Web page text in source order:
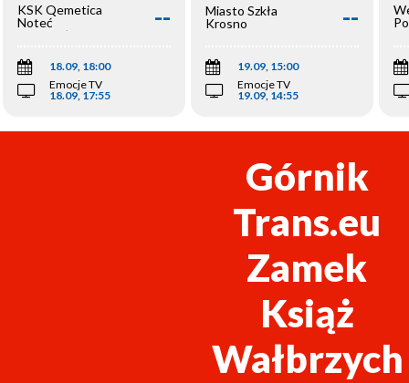
KSK Qemetica
Noteć
Inowrocław
--
18.09, 18:00
Emocje TV
18.09, 17:55
Miasto Szkła
Krosno
--
19.09, 15:00
Emocje TV
19.09, 14:55
Górnik
Trans.eu
Zamek
Książ
Wałbrzych